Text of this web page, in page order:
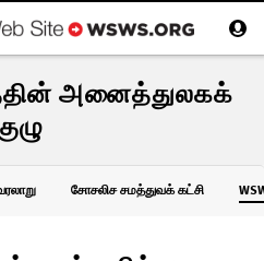
அனைத்துலகக்
சோசலிச சமத்துவக் கட்சி